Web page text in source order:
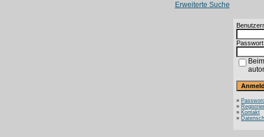
Erweiterte Suche
»
»
» Kontakt
»